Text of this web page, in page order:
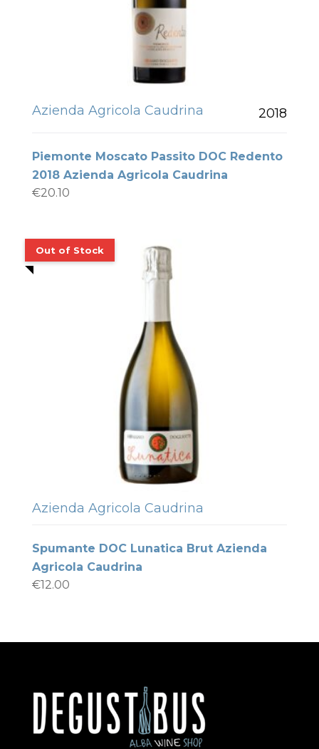
Azienda Agricola Caudrina 2018
Piemonte Moscato Passito DOC Redento
2018 Azienda Agricola Caudrina
€20.10
Azienda Agricola Caudrina
Spumante DOC Lunatica Brut Azienda
Agricola Caudrina
€12.00